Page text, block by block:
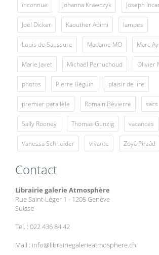
inconnue Johanna Krawczyk Joseph
Joël Dicker Kaouther Adimi lampes
Louis de Saussure Madame MO Marc
Marie Javet Michaël Perruchoud Olivier
photos Pierre Béguin plaisir de lire
premier parallèle Romain Bévierre sacs
Sally Rooney Thomas Gunzig vacances
Vanessa Schneider vivante Zoyâ Pirzâd
Contact
Librairie galerie Atmosphère
Rue Saint-Léger 1 - 1205 Genève
Suisse
Tel. : 022 436 84 42
Mail : info@librairiegalerieatmosphere.ch